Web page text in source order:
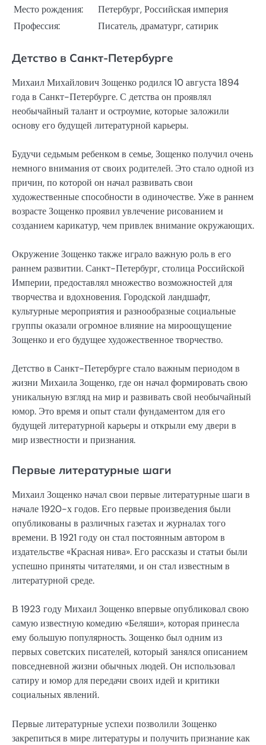
Место рождения:
Петербург, Российская империя
Профессия:
Писатель, драматург, сатирик
Детство в Санкт-Петербурге
Михаил Михайлович Зощенко родился 10 августа 1894
года в Санкт-Петербурге. С детства он проявлял
необычайный талант и остроумие, которые заложили
основу его будущей литературной карьеры.
Будучи седьмым ребенком в семье, Зощенко получил очень
немного внимания от своих родителей. Это стало одной из
причин, по которой он начал развивать свои
художественные способности в одиночестве. Уже в раннем
возрасте Зощенко проявил увлечение рисованием и
созданием карикатур, чем привлек внимание окружающих.
Окружение Зощенко также играло важную роль в его
раннем развитии. Санкт-Петербург, столица Российской
Империи, предоставлял множество возможностей для
творчества и вдохновения. Городской ландшафт,
культурные мероприятия и разнообразные социальные
группы оказали огромное влияние на мироощущение
Зощенко и его будущее художественное творчество.
Детство в Санкт-Петербурге стало важным периодом в
жизни Михаила Зощенко, где он начал формировать свою
уникальную взгляд на мир и развивать свой необычайный
юмор. Это время и опыт стали фундаментом для его
будущей литературной карьеры и открыли ему двери в
мир известности и признания.
Первые литературные шаги
Михаил Зощенко начал свои первые литературные шаги в
начале 1920-х годов. Его первые произведения были
опубликованы в различных газетах и журналах того
времени. В 1921 году он стал постоянным автором в
издательстве «Красная нива». Его рассказы и статьи были
успешно приняты читателями, и он стал известным в
литературной среде.
В 1923 году Михаил Зощенко впервые опубликовал свою
самую известную комедию «Беляши», которая принесла
ему большую популярность. Зощенко был одним из
первых советских писателей, который занялся описанием
повседневной жизни обычных людей. Он использовал
сатиру и юмор для передачи своих идей и критики
социальных явлений.
Первые литературные успехи позволили Зощенко
закрепиться в мире литературы и получить признание как